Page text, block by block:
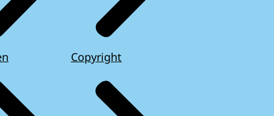
Copyright